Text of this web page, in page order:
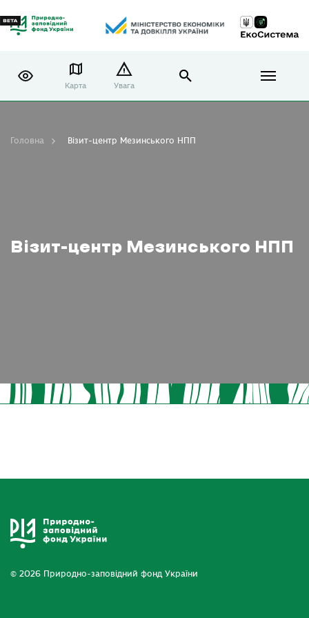
Карта Увага
Візит-центр Мезинського НПП
Головна Візит-центр Мезинського НПП
© 2026 Природно-заповідний фонд України